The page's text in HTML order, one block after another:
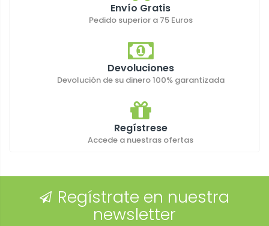
Envío Gratis
Pedido superior a 75 Euros
Devoluciones
Devolución de su dinero 100% garantizada
Regístrese
Accede a nuestras ofertas
Regístrate en nuestra
newsletter